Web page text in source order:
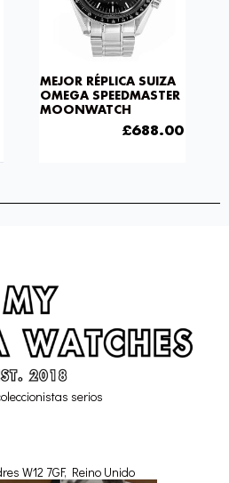
MEJOR RÉPLICA SUIZA
OMEGA SPEEDMASTER
MOONWATCH
£688.00
serios
W12 7GF, Reino Unido